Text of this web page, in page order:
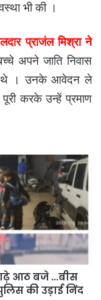
भी की ।
प्राजंल मिश्रा ने
अपने जाति निवास
थे । उनके आवेदन ले
करके उन्हें प्रमाण
आठ बजे ...बीस
की उड़ाई निंद